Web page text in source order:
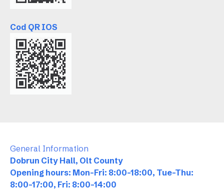
Cod QR IOS
General Information
Dobrun City Hall, Olt County
Opening hours: Mon-Fri: 8:00-18:00, Tue-Thu:
8:00-17:00, Fri: 8:00-14:00